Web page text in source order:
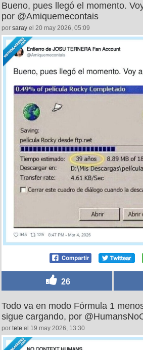
Bueno, pues llegó el momento.
por @Amiquemecontais
por saray el 20 may 2026, 05:09
26
Todo va en modo Fórmula 1
sigue cargando, por
por tete el 19 may 2026, 13:30